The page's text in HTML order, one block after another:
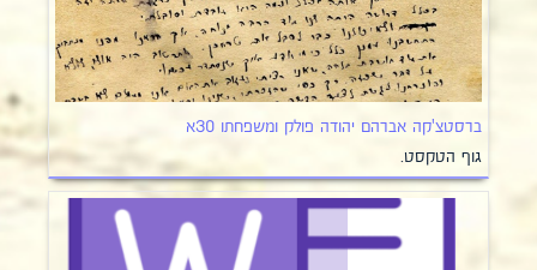
ברסטצ'קה אברהם יהודה פולק ומשפחתו 30א
גוף הטקסט.